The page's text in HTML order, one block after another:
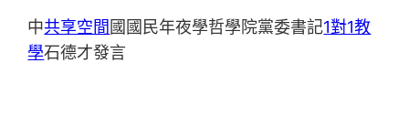
中共享空間 國國民年夜學哲學院黨委書記1對1教
學石德才發言